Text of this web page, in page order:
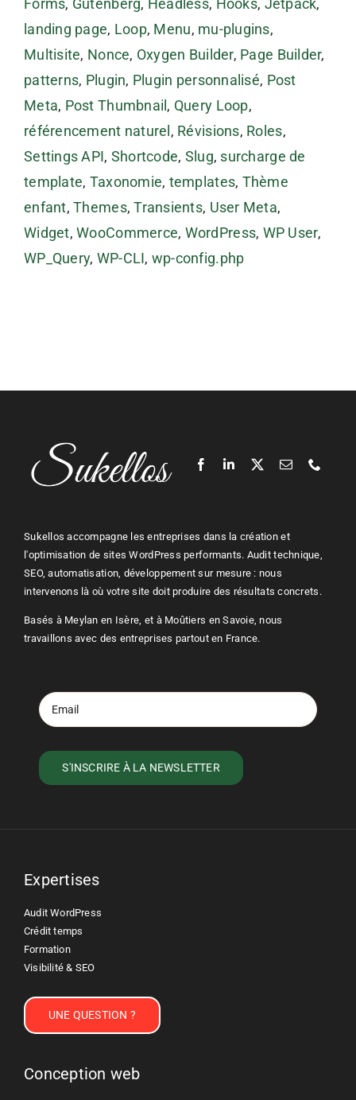
Forms, Gutenberg, Headless, Hooks, Jetpack,
landing page, Loop, Menu, mu-plugins,
Multisite, Nonce, Oxygen Builder, Page Builder,
patterns, Plugin, Plugin personnalisé, Post
Meta, Post Thumbnail , Query Loop,
référencement naturel , Révisions, Roles,
Settings API, Shortcode, Slug, surcharge de
template, Taxonomie, templates, Thème
enfant,Themes,Transients, User Meta,
Widget,WooCommerce, WordPress, WP User,
WP_Query, WP-CLI, wp-config.php
Sukellos accompagne les entreprises dans la création et
l'optimisation de sitesWordPress performants. Audit technique,
SEO, automatisation, développement sur mesure : nous
intervenons là où votre site doit produire des résultats concrets.
Basés à Meylan en Isère, et à Moûtiers en Savoie, nous
travaillons avec des entreprises partout en France.
Expertises
Audit WordPress
Crédit temps
Formation
Visibilité & SEO
UNE QUESTION ?
Conception web